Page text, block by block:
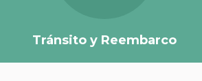
Tránsito y Reembarco